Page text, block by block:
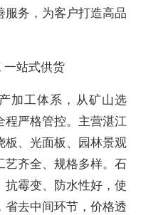
服务，为客户打造高品
一站式供货
加工体系，从矿山选
程严格管控。主营湛江
板、光面板、园林景观
艺齐全、规格多样。石
霉变、防水性好，使
省去中间环节，价格透